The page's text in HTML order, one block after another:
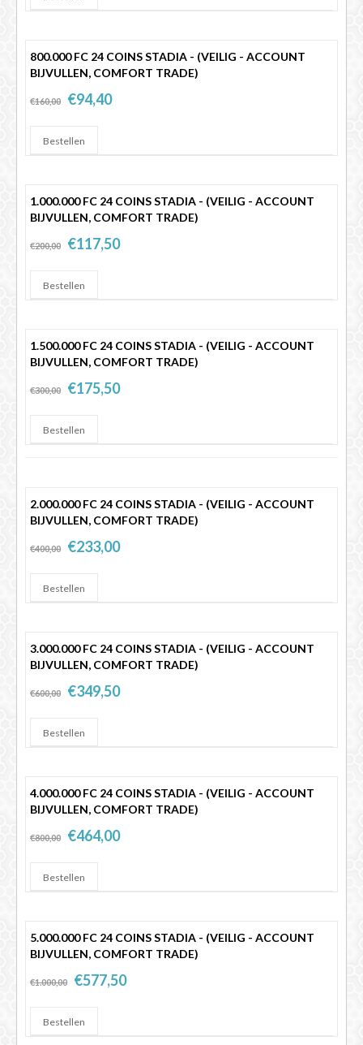
800.000 FC 24 COINS STADIA - (VEILIG - ACCOUNT
BIJVULLEN, COMFORT TRADE)
€160,00 €94,40
1.000.000 FC 24 COINS STADIA - (VEILIG - ACCOUNT
BIJVULLEN, COMFORT TRADE)
€200,00 €117,50
1.500.000 FC 24 COINS STADIA - (VEILIG - ACCOUNT
BIJVULLEN, COMFORT TRADE)
€300,00 €175,50
2.000.000 FC 24 COINS STADIA - (VEILIG - ACCOUNT
BIJVULLEN, COMFORT TRADE)
€400,00 €233,00
3.000.000 FC 24 COINS STADIA - (VEILIG - ACCOUNT
BIJVULLEN, COMFORT TRADE)
€600,00 €349,50
4.000.000 FC 24 COINS STADIA - (VEILIG - ACCOUNT
BIJVULLEN, COMFORT TRADE)
€800,00 €464,00
5.000.000 FC 24 COINS STADIA - (VEILIG - ACCOUNT
BIJVULLEN, COMFORT TRADE)
€1.000,00 €577,50